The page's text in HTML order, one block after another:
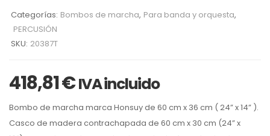
Categorías: Bombos de marcha, Para banda y orquesta,
PERCUSIÓN
SKU: 20387T
418,81€ IVA incluido
Bombo de marcha marca Honsuyde 60 cm x 36 cm ( 24” x 14” ).
Casco de madera contrachapada de 60 cm x 30 cm (24” x